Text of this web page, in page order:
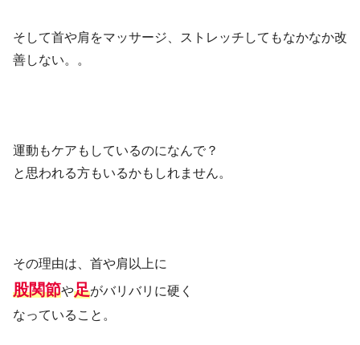
そして首や肩をマッサージ、ストレッチしてもなかなか改
善しない。。
運動もケアもしているのになんで？
と思われる方もいるかもしれません。
その理由は、首や肩以上に
股関節や足がバリバリに硬く
なっていること。